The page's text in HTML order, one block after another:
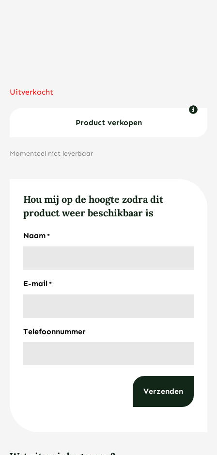
Uitverkocht
Product verkopen
Momenteel niet leverbaar
Hou mij op de hoogte zodra dit
product weer beschikbaar is
Naam *
E-mail *
Telefoonnummer